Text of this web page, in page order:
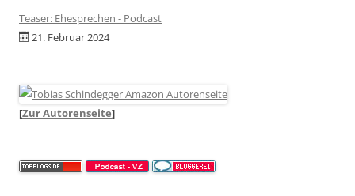
Teaser: Ehesprechen - Podcast
21. Februar 2024
[Zur Autorenseite]